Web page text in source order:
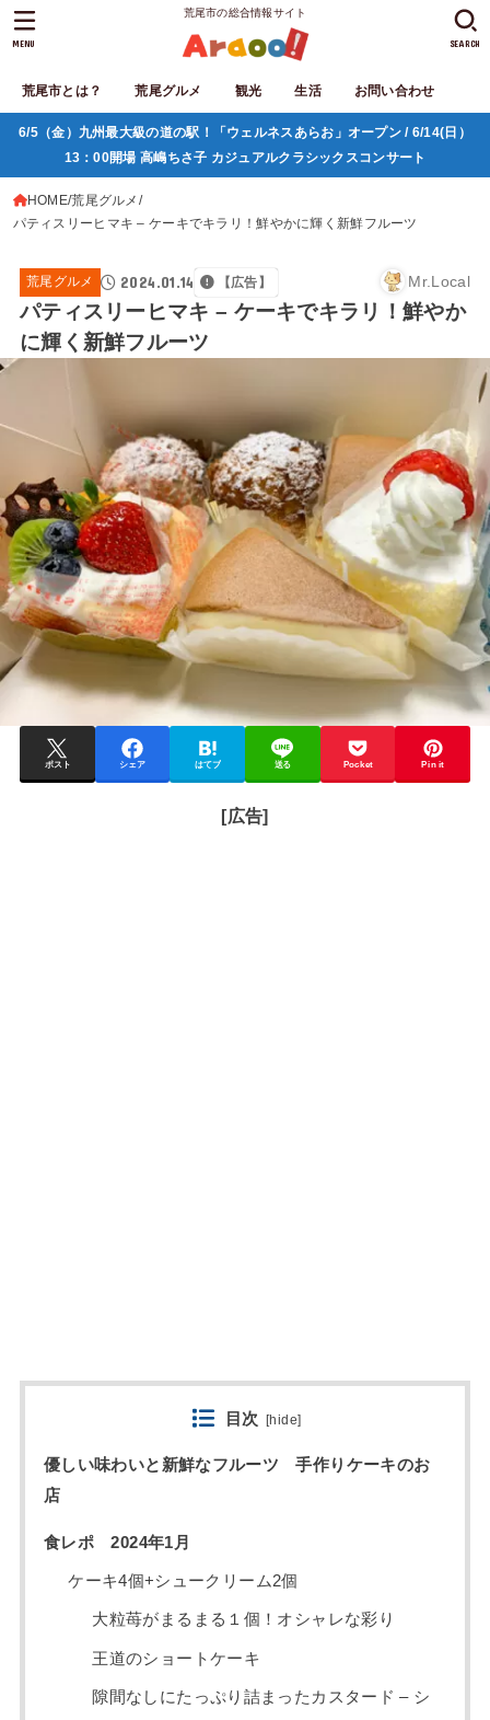
荒尾市の総合情報サイト
荒尾市とは？ 荒尾グルメ 観光 生活 お問い合わせ
SEARCH
MENU
6/5（金）九州最大級の道の駅！「ウェルネスあらお」オープン / 6/14(日）
13：00開場 高嶋ちさ子 カジュアルクラシックスコンサート
HOME 荒尾グルメ
パティスリーヒマキ – ケーキでキラリ！鮮やかに輝く新鮮フルーツ
荒尾グルメ 2024.01.14 【広告】 Mr.Local
パティスリーヒマキ – ケーキでキラリ！鮮やか
に輝く新鮮フルーツ
ポスト シェア はてブ 送る Pocket Pin it
[広告]
目次 [hide]
優しい味わいと新鮮なフルーツ 手作りケーキのお
店
食レポ 2024年1月
ケーキ4個+シュークリーム2個
大粒苺がまるまる１個！オシャレな彩り
王道のショートケーキ
隙間なしにたっぷり詰まったカスタード – シ